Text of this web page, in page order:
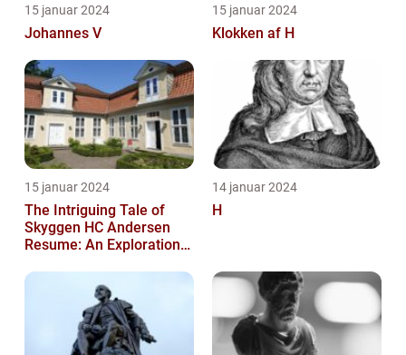
15 januar 2024
Johannes V
15 januar 2024
Klokken af H
15 januar 2024
The Intriguing Tale of
Skyggen HC Andersen
Resume: An Exploration
14 januar 2024
H